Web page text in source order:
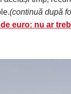
(continuă după
euro: nu ar